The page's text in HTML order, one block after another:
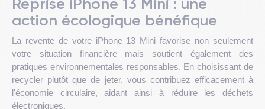
action écologique bénéfique
La revente de votre iPhone 13 Mini favorise non seulement
votre situation financière mais soutient également des
pratiques environnementales responsables. En choisissant de
recycler plutôt que de jeter, vous contribuez efficacement à
l'économie circulaire, aidant ainsi à réduire les déchets
électroniques.